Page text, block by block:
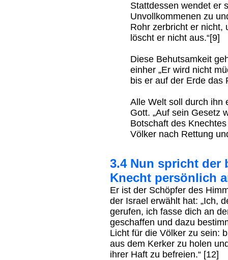
Stattdessen wendet er
Unvollkommenen zu
Rohr zerbricht er nicht,
löscht er nicht aus.“[9]
Diese Behutsamkeit
einher „Er wird nicht
bis er auf der Erde das
Alle Welt soll durch ihn
Gott. „Auf sein Gesetz
Botschaft des
Völker nach Rettung
3.4 Nun spricht der
Knecht persönlich
Er ist der Schöpfer des
der Israel erwählt hat: „Ich,
gerufen, ich fasse dich an
geschaffen und dazu
Licht für die Völker zu sein:
aus dem Kerker zu holen
ihrer Haft zu befreien.“ [12]